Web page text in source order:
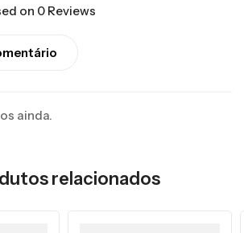
on 0 Reviews
ainda.
relacionados